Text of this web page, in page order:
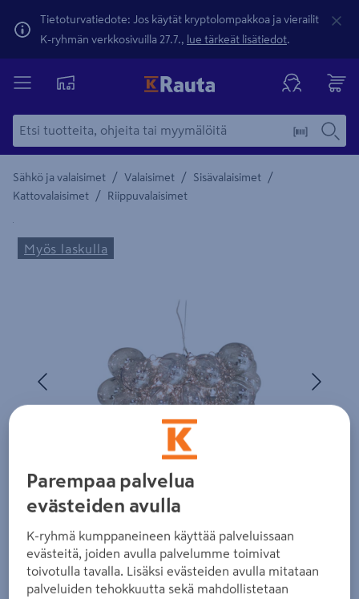
Tietoturvatiedote: Jos käytät kryptolompakkoa ja vierailit
K-ryhmän verkkosivuilla 27.7., lue tärkeät lisätiedot.
Sähkö ja valaisimet / Valaisimet / Sisävalaisimet /
Kattovalaisimet / Riippuvalaisimet
Yksityiskohtainen kuvaus löytyy Tuotteen kuvaus -
Myös laskulla
Parempaa palvelua
evästeiden avulla
K-ryhmä kumppaneineen käyttää palveluissaan
evästeitä, joiden avulla palvelumme toimivat
toivotulla tavalla. Lisäksi evästeiden avulla mitataan
palveluiden tehokkuutta sekä mahdollistetaan